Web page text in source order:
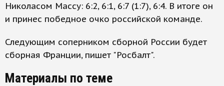
Николасом Массу: 6:2, 6:1, 6:7 (1:7), 6:4. В итоге он
и принес победное очко российской команде.
Следующим соперником сборной России будет
сборная Франции, пишет "Росбалт".
Материалы по теме